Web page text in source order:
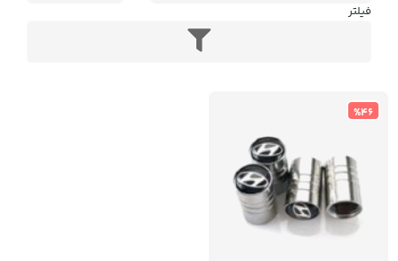
فیلتر
%46